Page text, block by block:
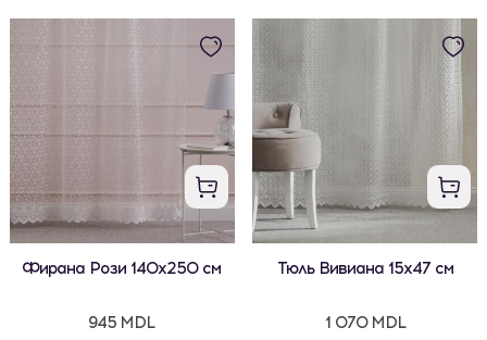
Фирана Рози 140x250 см
945 MDL
Тюль Вивиана 15x47 см
1 070 MDL